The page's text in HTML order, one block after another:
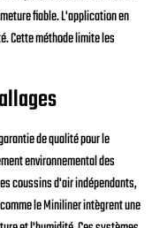
fiable. L'application en
Cette méthode limite les
de qualité pour le
environnemental des
coussins d'air indépendants,
le Miniliner intègrent une